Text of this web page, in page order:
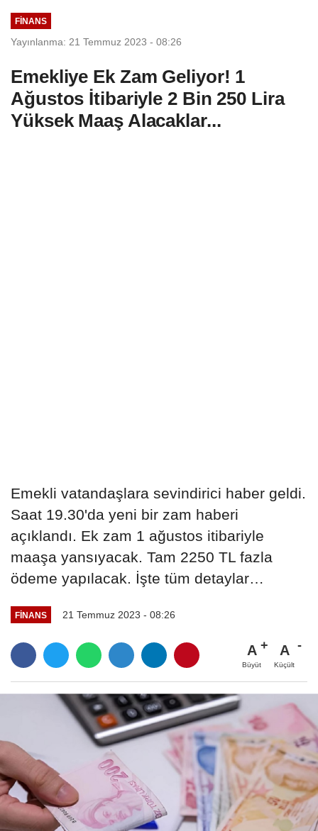
FINANS
Yayınlanma: 21 Temmuz 2023 - 08:26
Emekliye Ek Zam Geliyor! 1
Ağustos İtibariyle 2 Bin 250 Lira
Yüksek Maaş Alacaklar...
Emekli vatandaşlara sevindirici haber geldi.
Saat 19.30'da yeni bir zam haberi
açıklandı. Ek zam 1 ağustos itibariyle
maaşa yansıyacak. Tam 2250 TL fazla
ödeme yapılacak. İşte tüm detaylar…
FINANS 21 Temmuz 2023 - 08:26
A
Büyüt
A
Küçült